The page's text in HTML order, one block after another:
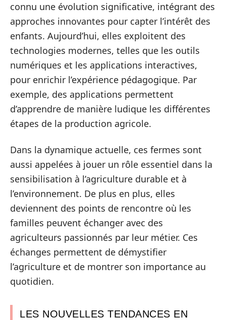
connu une évolution significative, intégrant des
approches innovantes pour capter l’intérêt des
enfants. Aujourd’hui, elles exploitent des
technologies modernes, telles que les outils
numériques et les applications interactives,
pour enrichir l’expérience pédagogique. Par
exemple, des applications permettent
d’apprendre de manière ludique les différentes
étapes de la production agricole.
Dans la dynamique actuelle, ces fermes sont
aussi appelées à jouer un rôle essentiel dans la
sensibilisation à l’agriculture durable et à
l’environnement. De plus en plus, elles
deviennent des points de rencontre où les
familles peuvent échanger avec des
agriculteurs passionnés par leur métier. Ces
échanges permettent de démystifier
l’agriculture et de montrer son importance au
quotidien.
LES NOUVELLES TENDANCES EN